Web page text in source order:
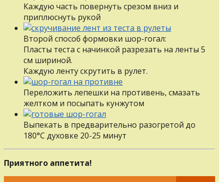
Каждую часть повернуть срезом вниз и
приплюснуть рукой
Второй способ формовки шор-гогал:
Пласты теста с начинкой разрезать на ленты 5
см шириной.
Каждую ленту скрутить в рулет.
Переложить лепешки на противень, смазать
желтком и посыпать кунжутом
Выпекать в предварительно разогретой до
180°С духовке 20-25 минут
Приятного аппетита!